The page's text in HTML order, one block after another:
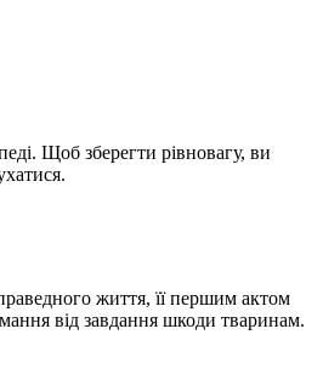
Щоб зберегти рівновагу, ви
життя, її першим актом
від завдання шкоди тваринам.